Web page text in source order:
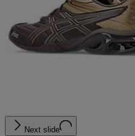
Next slide